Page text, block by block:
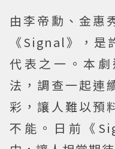
由李帝勳、金惠
《Signal》，是
代表之一。本
法，調查一起連
彩，讓人難以預
不能。日前《